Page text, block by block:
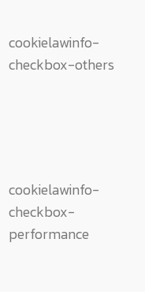
cookielawinfo-
checkbox-others
cookielawinfo-
checkbox-
performance